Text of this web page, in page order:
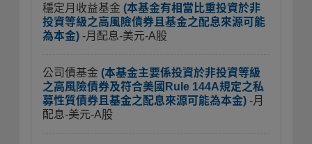
穩定月收益基金 (本基金有相當比重投資於非
投資等級之高風險債券且基金之配息來源可能
為本金) -月配息-美元-A股
公司債基金 (本基金主要係投資於非投資等級
之高風險債券及符合美國Rule 144A規定之私
募性質債券且基金之配息來源可能為本金) -月
配息-美元-A股